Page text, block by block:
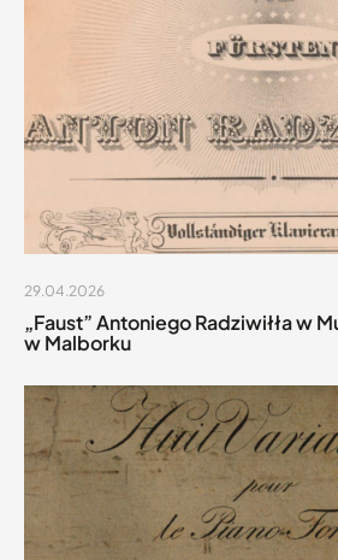
29.04.2026
„Faust” Antoniego Radziwiłła w
w Malborku